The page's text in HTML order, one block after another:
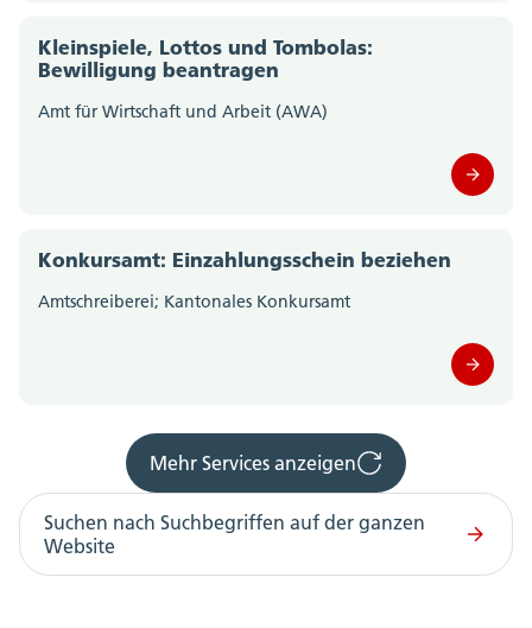
Kleinspiele, Lottos und Tombolas:
Bewilligung beantragen
Amt für Wirtschaft und Arbeit (AWA)
Konkursamt: Einzahlungsschein beziehen
Amtschreiberei; Kantonales Konkursamt
Mehr Services anzeigen
Suchen nach Suchbegriffen auf der ganzen
Website